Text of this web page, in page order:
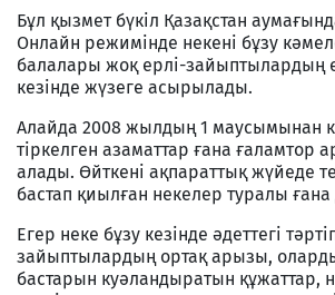
Бұл қызмет бүкіл Қазақстан
Онлайн режимінде некені бұзу
балалары жоқ ерлі-зайыптылардың
кезінде жүзеге асырылады.
Алайда 2008 жылдың 1 маусымынан
тіркелген азаматтар ғана ғаламтор
алады. Өйткені ақпараттық жүйеде
бастап қиылған некелер туралы
Егер неке бұзу кезінде әдеттегі
зайыптылардың ортақ арызы,
бастарын куәландыратын құжаттар,